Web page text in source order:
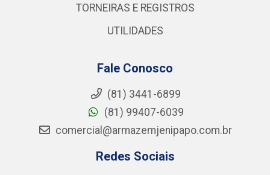
TORNEIRAS E REGISTROS
UTILIDADES
Fale Conosco
(81) 3441-6899
(81) 99407-6039
comercial@armazemjenipapo.com.br
Redes Sociais